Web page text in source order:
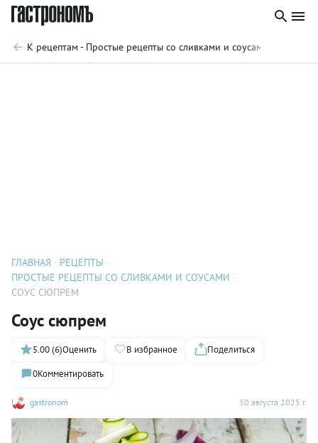
К рецептам - Простые рецепты со сливками и соусами
ГЛАВНАЯ
РЕЦЕПТЫ
ПРОСТЫЕ РЕЦЕПТЫ СО СЛИВКАМИ И СОУСАМИ
СОУС СЮПРЕМ
Соус сюпрем
gastronom 30 августа 2025 г.
5.00 (6)Оценить В избранное
Поделиться
0Комментировать